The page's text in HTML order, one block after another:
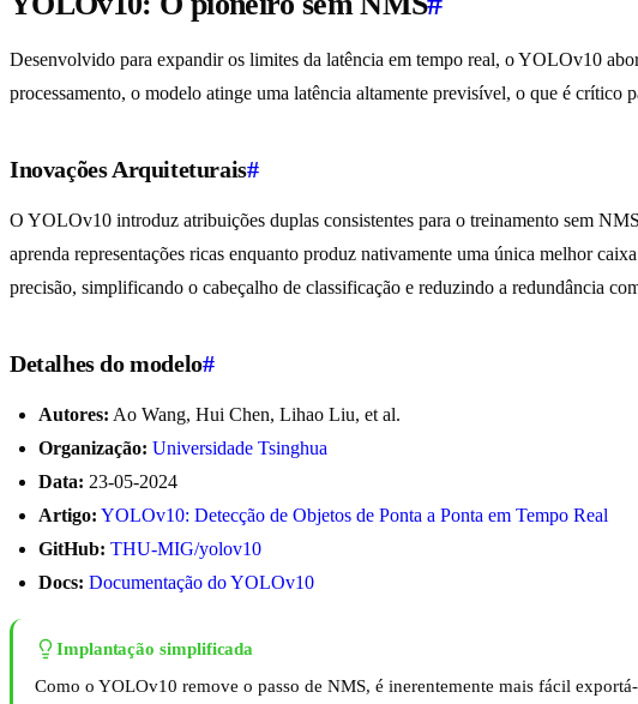
Desenvolvido para expandir os limites da latência em tempo real, o YOLOv10
processamento, o modelo atinge uma latência altamente previsível, o que é crítico
Inovações Arquiteturais#
O YOLOv10 introduz atribuições duplas consistentes para o treinamento sem
aprenda representações ricas enquanto produz nativamente uma única melhor
precisão, simplificando o cabeçalho de classificação e reduzindo a redundância
Detalhes do modelo#
Autores: Ao Wang, Hui Chen, Lihao Liu, et al.
Organização: Universidade Tsinghua
Data: 23-05-2024
Artigo: YOLOv10: Detecção de Objetos de Ponta a Ponta em Tempo Real
GitHub: THU-MIG/yolov10
Docs: Documentação do YOLOv10
Implantação simplificada
Como o YOLOv10 remove o passo de NMS, é inerentemente mais fácil